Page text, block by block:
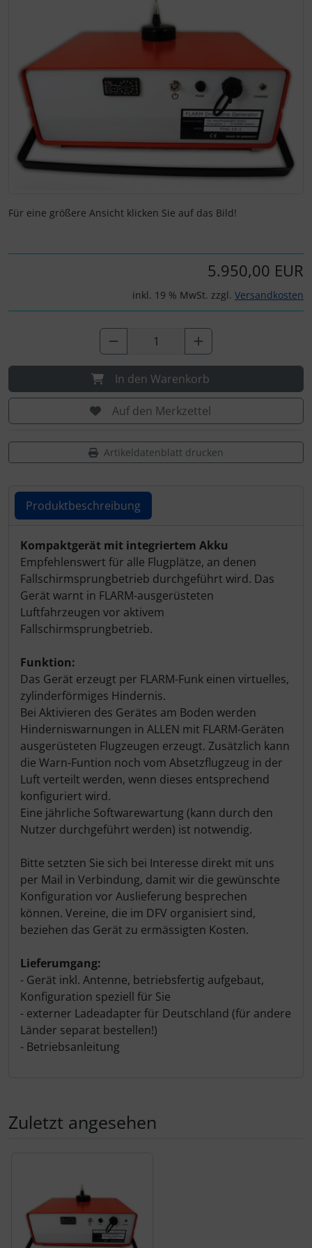
Für eine größere Ansicht klicken Sie auf das Bild!
5.950,00 EUR
inkl. 19 % MwSt. zzgl. Versandkosten
In den Warenkorb
Auf den Merkzettel
Artikeldatenblatt drucken
Produktbeschreibung
Produktbeschreibung
Kompaktgerät mit integriertem Akku
Empfehlenswert für alle Flugplätze, an denen
Fallschirmsprungbetrieb durchgeführt wird. Das
Gerät warnt in FLARM-ausgerüsteten
Luftfahrzeugen vor aktivem
Fallschirmsprungbetrieb.
Funktion:
Das Gerät erzeugt per FLARM-Funk einen virtuelles,
zylinderförmiges Hindernis.
Bei Aktivieren des Gerätes am Boden werden
Hinderniswarnungen in ALLEN mit FLARM-Geräten
ausgerüsteten Flugzeugen erzeugt. Zusätzlich kann
die Warn-Funtion noch vom Absetzflugzeug in der
Luft verteilt werden, wenn dieses entsprechend
konfiguriert wird.
Eine jährliche Softwarewartung (kann durch den
Nutzer durchgeführt werden) ist notwendig.
Bitte setzten Sie sich bei Interesse direkt mit uns
per Mail in Verbindung, damit wir die gewünschte
Konfiguration vor Auslieferung besprechen
können. Vereine, die im DFV organisiert sind,
beziehen das Gerät zu ermässigten Kosten.
Lieferumgang:
- Gerät inkl. Antenne, betriebsfertig aufgebaut,
Konfiguration speziell für Sie
- externer Ladeadapter für Deutschland (für andere
Länder separat bestellen!)
- Betriebsanleitung
Zuletzt angesehen
Zubehör und Ersatzteile für Instrumente
Fliegerkarten
Fliegerspiele
Fliegeruhren
Für Pilotenkinder
Geschenk-Boutique
Gutscheine
Personalisierte Produkte
Schlüsselanhänger
Taschen
3D Reliefkarten
IMPACTFOAM
Kniebretter
Literatur / Bücher
Südfrankreich-Zubehör
Thermikhüte
Ver- und Entsorgung